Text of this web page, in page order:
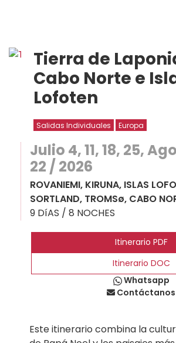
Tierra de
Cabo Norte e
Lofoten
Salidas Individuales Europa
Julio 4, 11, 18, 25,
22 / 2026
ROVANIEMI, KIRUNA, ISLAS
SORTLAND, TROMSø, CABO
9 DíAS / 8 NOCHES
Itinerario PDF
Itinerario DOC
Whatsapp
Contáctanos
Este itinerario combina la